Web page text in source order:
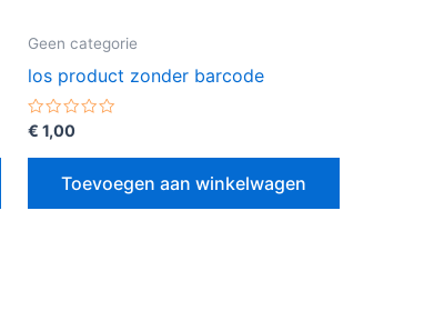
Geen categorie
los product zonder barcode
Gewaardeerd
uit
€ 1,00
Toevoegen aan winkelwagen